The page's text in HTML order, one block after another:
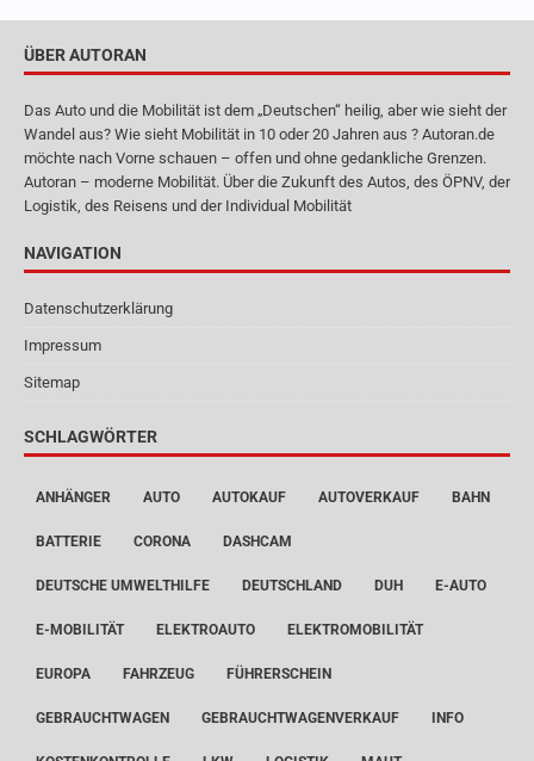
ÜBER AUTORAN
Das Auto und die Mobilität ist dem „Deutschen“ heilig, aber wie sieht der
Wandel aus? Wie sieht Mobilität in 10 oder 20 Jahren aus ? Autoran.de
möchte nach Vorne schauen – offen und ohne gedankliche Grenzen.
Autoran – moderne Mobilität. Über die Zukunft des Autos, des ÖPNV, der
Logistik, des Reisens und der Individual Mobilität
NAVIGATION
Datenschutzerklärung
Impressum
Sitemap
SCHLAGWÖRTER
ANHÄNGER AUTO AUTOKAUF AUTOVERKAUF BAHN
BATTERIE CORONA DASHCAM
DEUTSCHE UMWELTHILFE DEUTSCHLAND DUH E-AUTO
E-MOBILITÄT ELEKTROAUTO ELEKTROMOBILITÄT
EUROPA FAHRZEUG FÜHRERSCHEIN
GEBRAUCHTWAGEN GEBRAUCHTWAGENVERKAUF INFO